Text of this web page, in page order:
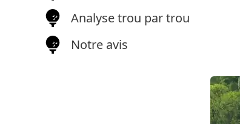
Analyse trou par trou
Notre avis